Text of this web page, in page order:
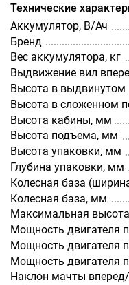
Технические
Аккумулятор, В/Ач
Бренд
Вес аккумулятора, кг
Выдвижение вил
Высота в
Высота в сложенном
Высота кабины, мм
Высота подъема, мм
Высота упаковки, мм
Глубина упаковки, мм
Колесная база
Колесная база, мм
Максимальная
Мощность двигателя
Мощность двигателя
Мощность двигателя
Наклон мачты